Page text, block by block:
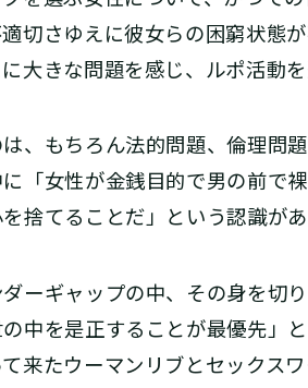
切さゆえに彼女らの困窮状態
大きな問題を感じ、ルポ活動を
、もちろん法的問題、倫理問
「女性が金銭目的で男の前で
捨てることだ」という認識があ
ーギャップの中、その身を切
中を是正することが最優先」
来たウーマンリブとセックス